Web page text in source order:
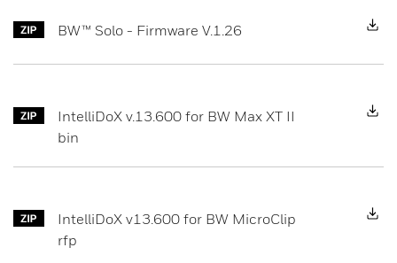
BW™ Solo - Firmware V.1.26
IntelliDoX v.13.600 for BW Max XT II
bin
IntelliDoX v13.600 for BW MicroClip
rfp